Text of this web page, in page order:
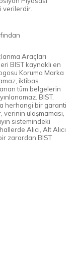
verilerdir.
Araçları
BIST kaynaklı en
Koruma Marka
iktibas
tüm belgelerin
BIST,
herhangi bir garanti
verinin ulaşmaması,
sistemindeki
Alıcı, Alt Alıcı
zarardan BIST